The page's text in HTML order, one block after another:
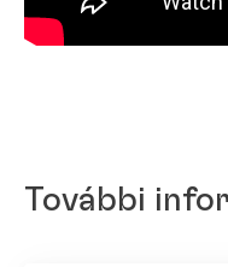
További